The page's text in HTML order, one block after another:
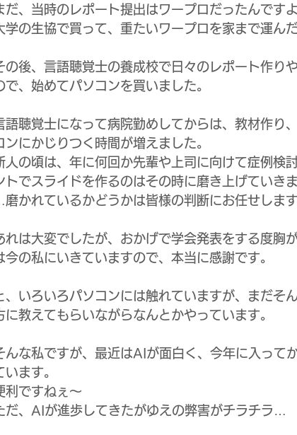
だ、当時のレポート提出はワープロだったんですよ
学の生協で買って、重たいワープロを家まで運ん
の後、言語聴覚士の養成校で日々のレポート作り
で、始めてパソコンを買いました。
語聴覚士になって病院勤めしてからは、教材作り
ンにかじりつく時間が増えました。
人の頃は、年に何回か先輩や上司に向けて症例検
トでスライドを作るのはその時に磨き上げていきま
…磨かれているかどうかは皆様の判断にお任せしま
れは大変でしたが、おかげで学会発表をする度胸
今の私にいきていますので、本当に感謝です。
、いろいろパソコンには触れていますが、まだそ
に教えてもらいながらなんとかやっています。
んな私ですが、最近はAIが面白く、今年に入って
います。
利ですねぇ〜
だ、AIが進歩してきたがゆえの弊害がチラチラ…